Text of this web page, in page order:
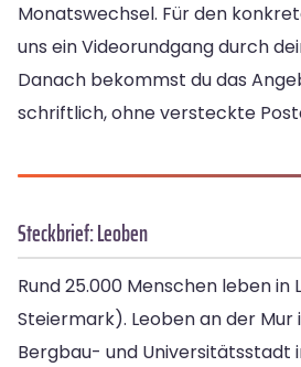
Monatswechsel. Für den
uns ein Videorundgang durch
Danach bekommst du das
schriftlich, ohne versteckte
Steckbrief: Leoben
Rund 25.000 Menschen leben in
Steiermark). Leoben an der Mur
Bergbau- und Universitätsstadt